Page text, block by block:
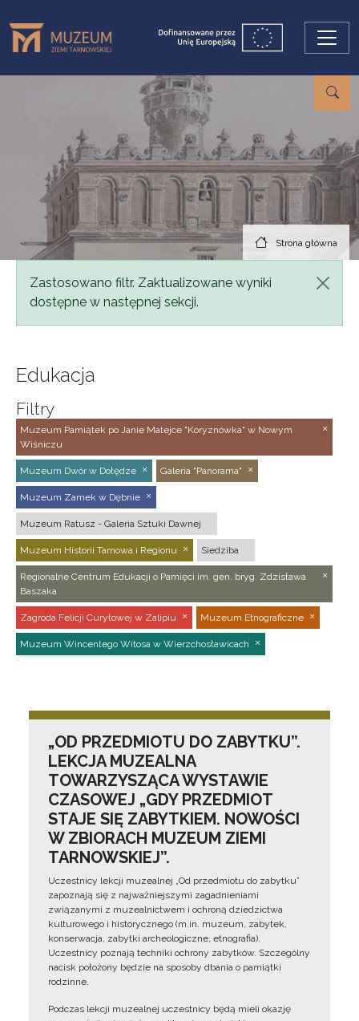
Strona główna
Komunikat
Zastosowano filtr. Zaktualizowane wyniki
dostępne w następnej sekcji.
Edukacja
Filtry
Muzeum Pamiątek po Janie Matejce "Koryznówka" w Nowym
Wiśniczu
Muzeum Dwór w Dołędze Galeria "Panorama"
Muzeum Zamek w Dębnie
Muzeum Ratusz - Galeria Sztuki Dawnej
Muzeum Historii Tarnowa i Regionu Siedziba
Regionalne Centrum Edukacji o Pamięci im. gen. bryg. Zdzisława
Baszaka
Zagroda Felicji Curyłowej w Zalipiu Muzeum Etnograficzne
Muzeum Wincentego Witosa w Wierzchosławicach
„OD PRZEDMIOTU DO ZABYTKU”.
LEKCJA MUZEALNA
TOWARZYSZĄCA WYSTAWIE
CZASOWEJ „GDY PRZEDMIOT
STAJE SIĘ ZABYTKIEM. NOWOŚCI
W ZBIORACH MUZEUM ZIEMI
TARNOWSKIEJ”.
Uczestnicy lekcji muzealnej „Od przedmiotu do zabytku”
zapoznają się z najważniejszymi zagadnieniami
związanymi z muzealnictwem i ochroną dziedzictwa
kulturowego i historycznego (m.in. muzeum, zabytek,
konserwacja, zabytki archeologiczne, etnografia).
Uczestnicy poznają techniki ochrony zabytków. Szczególny
nacisk położony będzie na sposoby dbania o pamiątki
rodzinne.
Podczas lekcji muzealnej uczestnicy będą mieli okazję